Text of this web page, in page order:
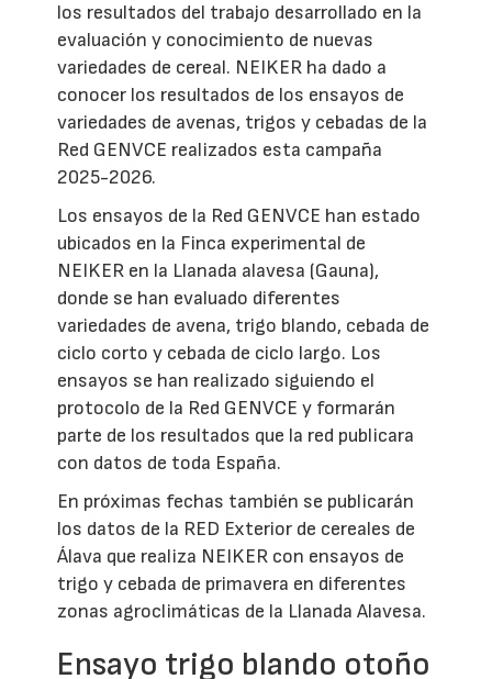
los resultados del trabajo desarrollado en la
evaluación y conocimiento de nuevas
variedades de cereal. NEIKER ha dado a
conocer los resultados de los ensayos de
variedades de avenas, trigos y cebadas de la
Red GENVCE realizados esta campaña
2025-2026.
Los ensayos de la Red GENVCE han estado
ubicados en la Finca experimental de
NEIKER en la Llanada alavesa (Gauna),
donde se han evaluado diferentes
variedades de avena, trigo blando, cebada de
ciclo corto y cebada de ciclo largo. Los
ensayos se han realizado siguiendo el
protocolo de la Red GENVCE y formarán
parte de los resultados que la red publicara
con datos de toda España.
En próximas fechas también se publicarán
los datos de la RED Exterior de cereales de
Álava que realiza NEIKER con ensayos de
trigo y cebada de primavera en diferentes
zonas agroclimáticas de la Llanada Alavesa.
Ensayo trigo blando otoño